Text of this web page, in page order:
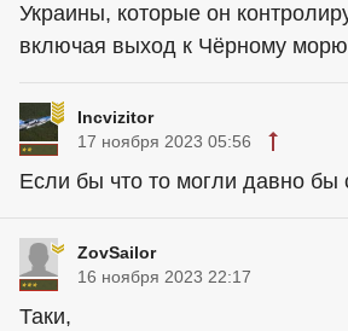
Украины, которые он
включая выход к Чёрному
Incvizitor
17 ноября 2023 05:56
Если бы что то могли давно бы
ZovSailor
16 ноября 2023 22:17
Таки,